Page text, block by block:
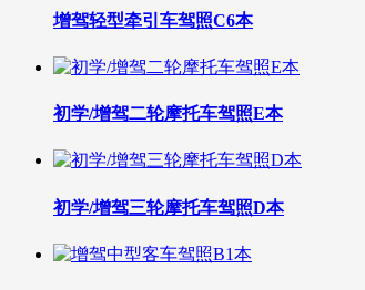
增驾轻型牵引车驾照C6本
初学/增驾二轮摩托车驾照E本
初学/增驾三轮摩托车驾照D本